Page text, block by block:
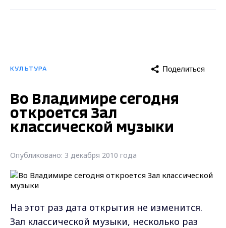
КУЛЬТУРА Поделиться
Во Владимире сегодня
откроется Зал
классической музыки
Опубликовано: 3 декабря 2010 года
На этот раз дата открытия не изменится.
Зал классической музыки, несколько раз